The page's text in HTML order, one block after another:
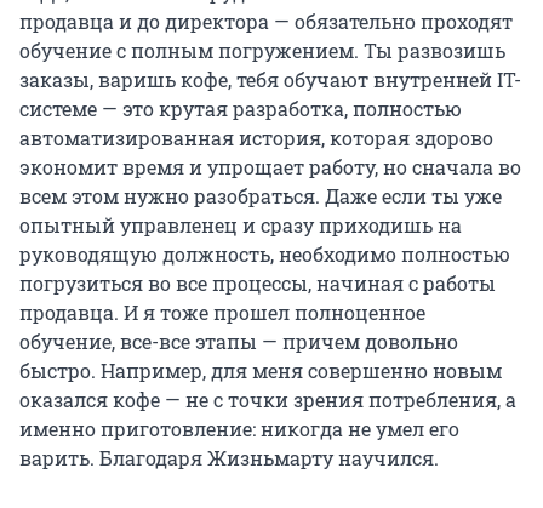
продавца и до директора — обязательно проходят
обучение с полным погружением. Ты развозишь
заказы, варишь кофе, тебя обучают внутренней IT-
системе — это крутая разработка, полностью
автоматизированная история, которая здорово
экономит время и упрощает работу, но сначала во
всем этом нужно разобраться. Даже если ты уже
опытный управленец и сразу приходишь на
руководящую должность, необходимо полностью
погрузиться во все процессы, начиная с работы
продавца. И я тоже прошел полноценное
обучение, все-все этапы — причем довольно
быстро. Например, для меня совершенно новым
оказался кофе — не с точки зрения потребления, а
именно приготовление: никогда не умел его
варить. Благодаря Жизньмарту научился.